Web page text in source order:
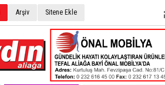
Arşiv Sitene Ekle
Menemen